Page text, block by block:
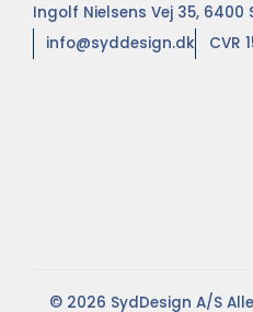
Ingolf Nielsens Vej 35, 6400
info@syddesign.dk
CVR
© 2026 SydDesign A/S